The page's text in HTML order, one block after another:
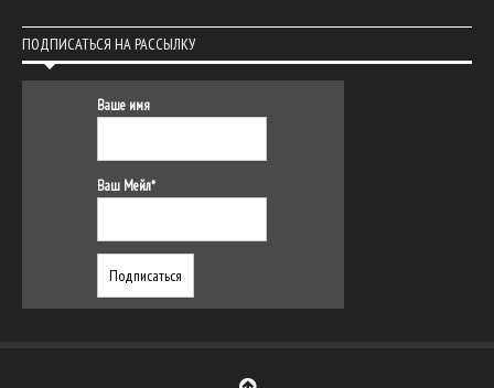
ПОДПИСАТЬСЯ НА РАССЫЛКУ
Ваше имя
Ваш Мейл*